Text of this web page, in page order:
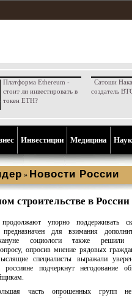
Платформа Ethereum -
стоит ли инвестировать в
токен ETH?
Сатоши
создатель
Инвестиции Медицина
» Новости России
строительстве в России
упорно поддерживать
для взимания
социологи также решили
опросив мнение рядовых
специалисты выражали
россияне подчеркнут негодование
часть опрошенных групп